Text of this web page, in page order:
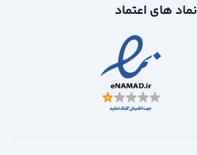
نماد های اعتماد